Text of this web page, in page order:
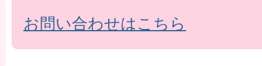
お問い合わせはこちら